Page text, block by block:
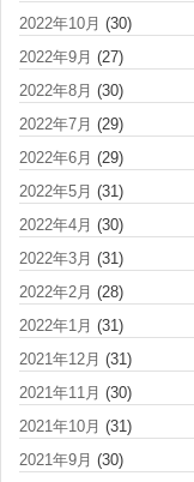
2022年10月 (30)
2022年9月 (27)
2022年8月 (30)
2022年7月 (29)
2022年6月 (29)
2022年5月 (31)
2022年4月 (30)
2022年3月 (31)
2022年2月 (28)
2022年1月 (31)
2021年12月 (31)
2021年11月 (30)
2021年10月 (31)
2021年9月 (30)